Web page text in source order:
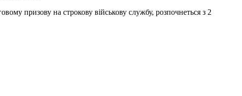
призову на строкову військову службу, розпочнеться з 2